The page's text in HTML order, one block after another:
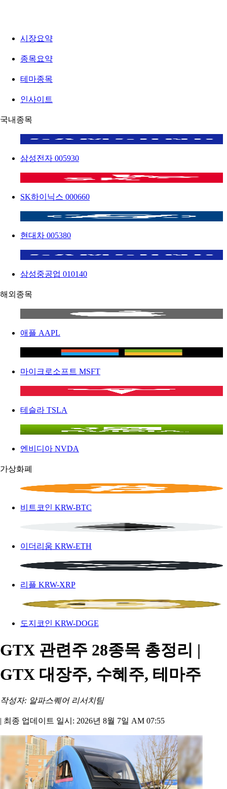
시장요약
종목요약
테마종목
인사이트
국내종목
삼성전자 005930
SK하이닉스 000660
현대차 005380
삼성중공업 010140
해외종목
애플 AAPL
마이크로소프트 MSFT
테슬라 TSLA
엔비디아 NVDA
가상화폐
비트코인 KRW-BTC
이더리움 KRW-ETH
리플 KRW-XRP
도지코인 KRW-DOGE
GTX 관련주 28종목 총정리 |
GTX 대장주, 수혜주, 테마주
작성자: 알파스퀘어 리서치팀
| 최종 업데이트 일시: 2026년 8월 7일 AM 07:55